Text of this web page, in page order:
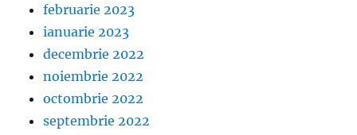
februarie 2023
ianuarie 2023
decembrie 2022
noiembrie 2022
octombrie 2022
septembrie 2022